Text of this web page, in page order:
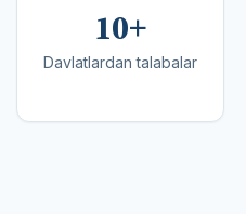
10+
Davlatlardan talabalar